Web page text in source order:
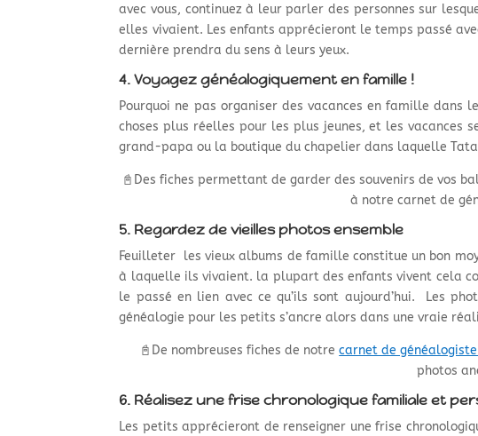
avec vous, continuez à leur parler des personnes sur
elles vivaient. Les enfants apprécieront le temps passé
dernière prendra du sens à leurs yeux.
4. Voyagez généalogiquement en famille !
Pourquoi ne pas organiser des vacances en famille dans
choses plus réelles pour les plus jeunes, et les vacances
grand-papa ou la boutique du chapelier dans laquelle
📓Des fiches permettant de garder des souvenirs de vos
à notre carnet de
5. Regardez de vieilles photos ensemble
Feuilleter les vieux albums de famille constitue un bon
à laquelle ils vivaient. la plupart des enfants vivent cela
le passé en lien avec ce qu’ils sont aujourd’hui. Les
généalogie pour les petits s’ancre alors dans une vraie
📓De nombreuses fiches de notrecarnet de
photos
6. Réalisez une frise chronologique familiale et
Les petits apprécieront de renseigner une frise